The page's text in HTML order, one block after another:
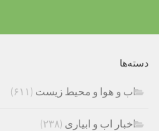
دسته‌ها
اب و هوا و محیط زیست (۶۱۱)
اخبار اب و ابیاری (۲۳۸)